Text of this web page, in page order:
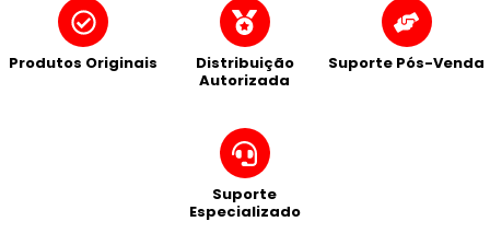
Produtos Originais
Distribuição
Autorizada
Suporte Pós-Venda
Suporte
Especializado